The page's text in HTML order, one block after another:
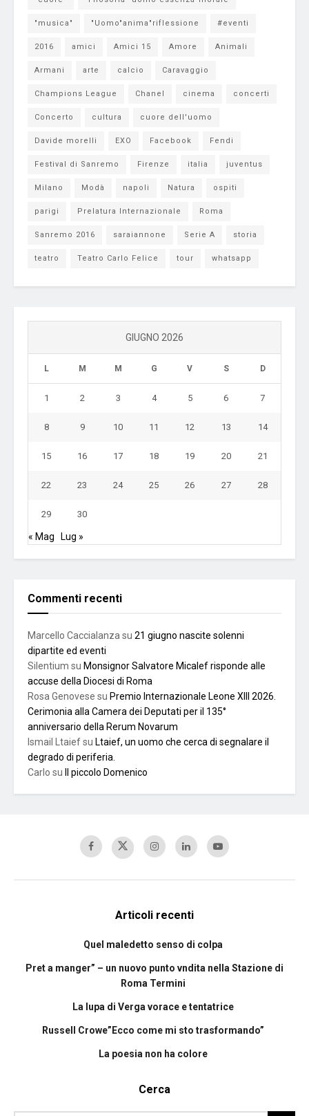
"musica" "Uomo"anima"riflessione #eventi
2016 amici Amici 15 Amore Animali
Armani arte calcio Caravaggio
Champions League Chanel cinema concerti
Concerto cultura cuore dell'uomo
Davide morelli EXO Facebook Fendi
Festival di Sanremo Firenze italia juventus
Milano Modà napoli Natura ospiti
parigi Prelatura Internazionale Roma
Sanremo 2016 saraiannone Serie A storia
teatro Teatro Carlo Felice tour whatsapp
GIUGNO 2026
L M M G V S D
1 2 3 4 5 6 7
8 9 10 11 12 13 14
15 16 17 18 19 20 21
22 23 24 25 26 27 28
29 30
« Mag Lug »
Commenti recenti
Marcello Caccialanza su 21 giugno nascite solenni
dipartite ed eventi
Silentium su Monsignor Salvatore Micalef risponde alle
accuse della Diocesi di Roma
Rosa Genovese su Premio Internazionale Leone XIII 2026.
Cerimonia alla Camera dei Deputati per il 135°
anniversario della Rerum Novarum
Ismail Ltaiefsu Ltaief, un uomo che cerca di segnalare il
degrado di periferia.
Carlo su Il piccolo Domenico
Articoli recenti
Quel maledetto senso di colpa
Pret a manger” – un nuovo punto vndita nella Stazione di
Roma Termini
La lupa di Verga vorace e tentatrice
Russell Crowe”Ecco come mi sto trasformando”
La poesia non ha colore
Cerca